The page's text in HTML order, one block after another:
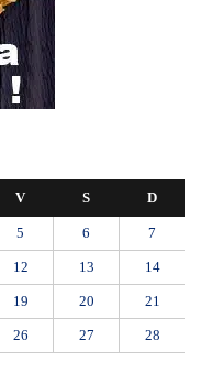
V S D
5 6 7
12 13 14
19 20 21
26 27 28